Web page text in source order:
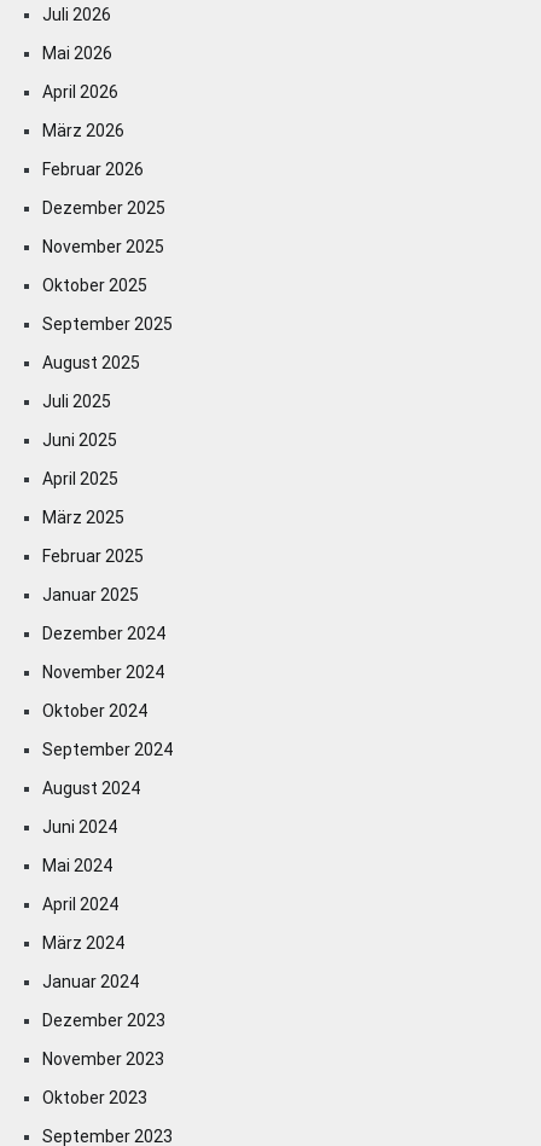
Juli 2026
Mai 2026
April 2026
März 2026
Februar 2026
Dezember 2025
November 2025
Oktober 2025
September 2025
August 2025
Juli 2025
Juni 2025
April 2025
März 2025
Februar 2025
Januar 2025
Dezember 2024
November 2024
Oktober 2024
September 2024
August 2024
Juni 2024
Mai 2024
April 2024
März 2024
Januar 2024
Dezember 2023
November 2023
Oktober 2023
September 2023